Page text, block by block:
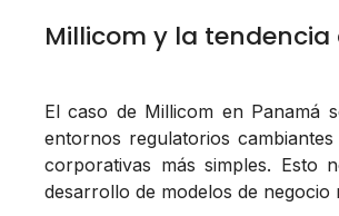
Millicom y la
El caso de Millicom en Panamá
entornos regulatorios
corporativas más simples. Esto
desarrollo de modelos de negocio